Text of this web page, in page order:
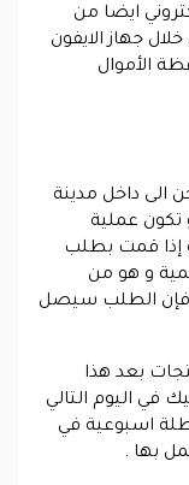
ايضا من
جهاز الايفون
الأموال
الى داخل مدينة
عملية
إذا قمت بطلب
و هو من
فإن الطلب سيصل
بعد هذا
في اليوم التالي
اسبوعية في
بها .